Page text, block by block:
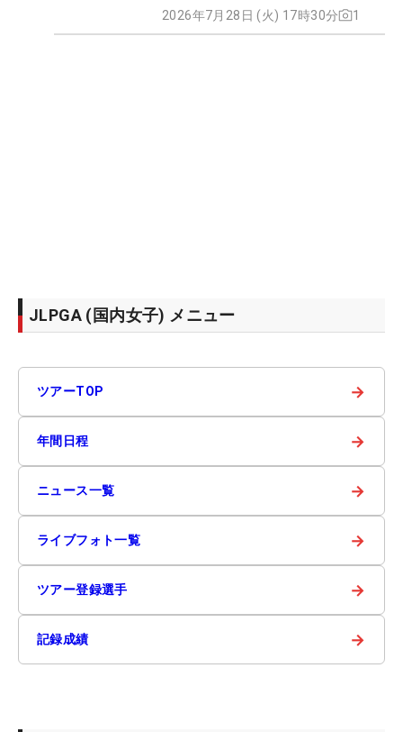
2026年7月28日 (火) 17時30分 1
JLPGA (国内女子) メニュー
ツアーTOP →
年間日程 →
ニュース一覧 →
ライブフォト一覧 →
ツアー登録選手 →
記録成績 →